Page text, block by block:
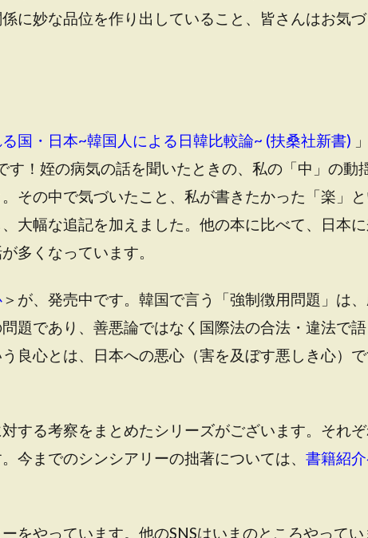
に妙な品位を作り出していること、皆さんはお気
国・日本~韓国人による日韓比較論~ (扶桑社新書)
す！姪の病気の話を聞いたときの、私の「中」の動
その中で気づいたこと、私が書きたかった「楽」
大幅な追記を加えました。他の本に比べて、日本
多くなっています。
＞が、発売中です。韓国で言う「強制徴用問題」は
題であり、善悪論ではなく国際法の合法・違法で語
良心とは、日本への悪心（害を及ぼす悪しき心）
する考察をまとめたシリーズがございます。それ
今までのシンシアリーの拙著については、 書籍紹
をやっています。他のSNSはいまのところやってい